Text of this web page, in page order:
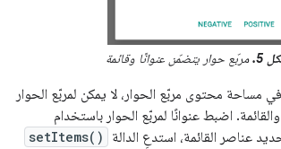
5. مربّع حوار يتضمّن عنوانًا وقائمة
في مساحة محتوى مربّع الحوار، لا يمكن لمربّع الحوار
اضبط عنوانًا لمربّع الحوار باستخدام
عناصر القائمة، استدعِ الدالة setItems()